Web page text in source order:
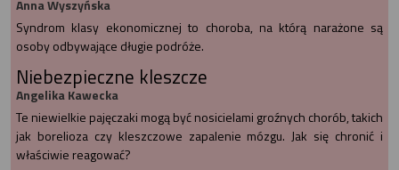
Anna Wyszyńska
Syndrom klasy ekonomicznej to choroba, na którą narażone są
osoby odbywające długie podróże.
Niebezpieczne kleszcze
Angelika Kawecka
Te niewielkie pajęczaki mogą być nosicielami groźnych chorób, takich
jak borelioza czy kleszczowe zapalenie mózgu. Jak się chronić i
właściwie reagować?